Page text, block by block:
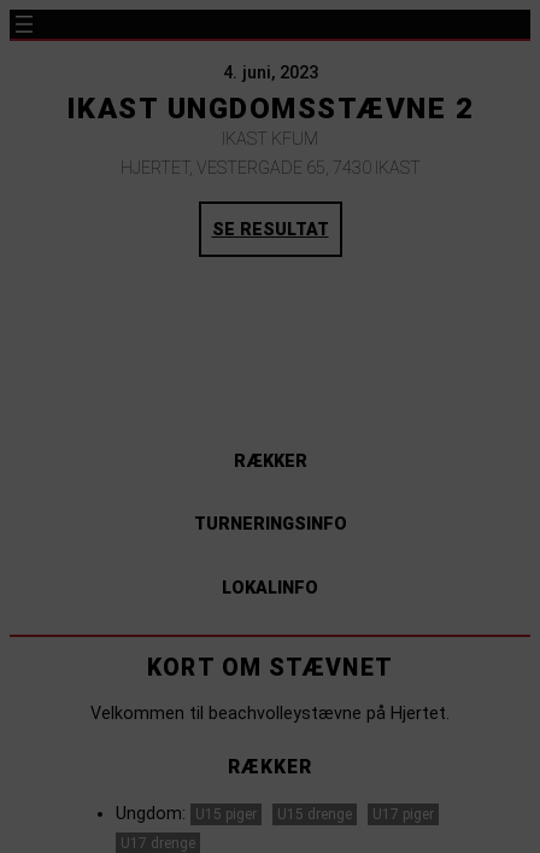
4. juni, 2023
IKAST UNGDOMSSTÆVNE 2
IKAST KFUM
HJERTET, VESTERGADE 65, 7430 IKAST
SE RESULTAT
RÆKKER
TURNERINGSINFO
LOKALINFO
KORT OM STÆVNET
Velkommen til beachvolleystævne på Hjertet.
RÆKKER
Ungdom: U15 piger U15 drenge
U17 piger
U17 drenge